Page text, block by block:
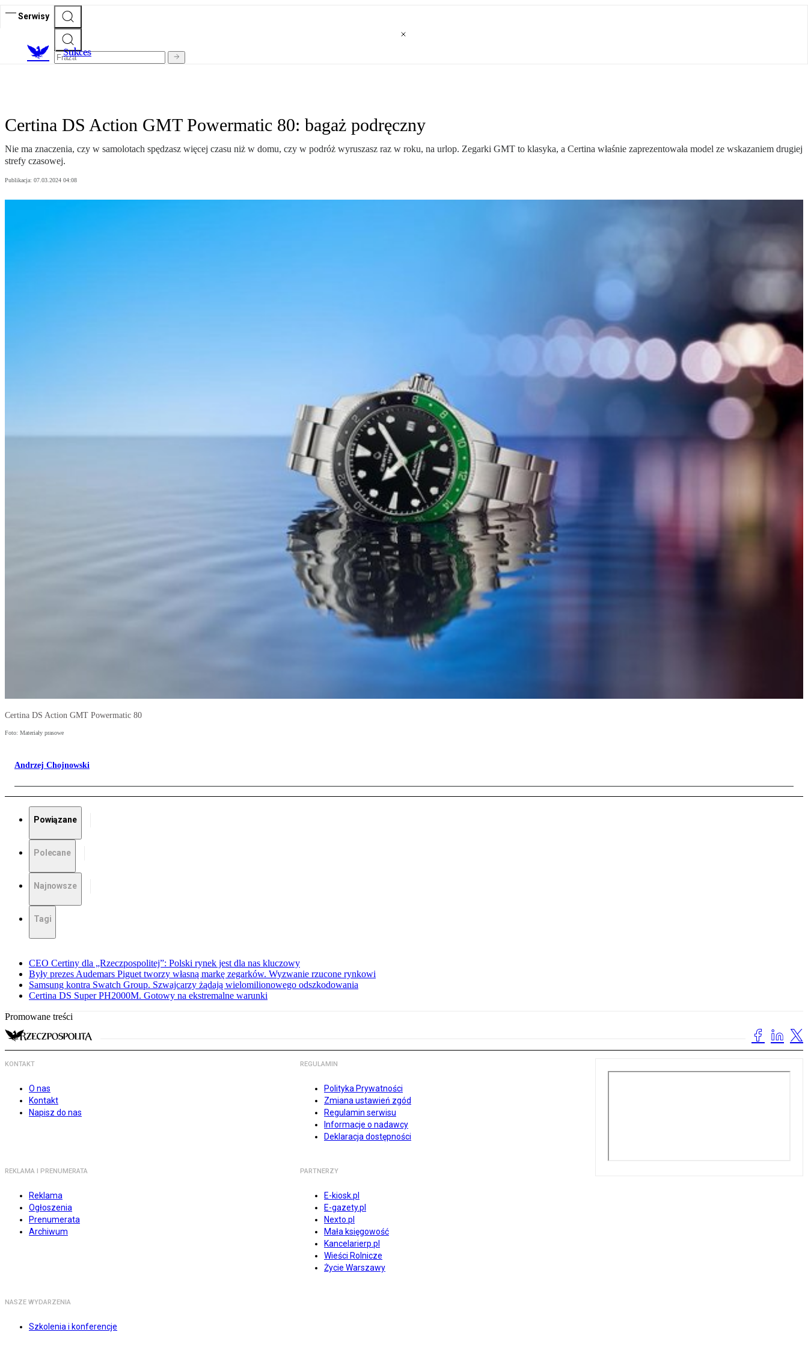
Serwisy
Sukces
Certina DS Action GMT Powermatic 80: bagaż podręczny
Nie ma znaczenia, czy w samolotach spędzasz więcej czasu niż w domu, czy w podróż wyruszasz raz w roku, na urlop. Zegarki GMT to klasyka, a Certina właśnie zaprezentowała model ze wskazaniem drugiej
strefy czasowej.
Publikacja: 07.03.2024 04:08
Certina DS Action GMT Powermatic 80
Foto: Materiały prasowe
Andrzej Chojnowski
Powiązane
Polecane
Najnowsze
Tagi
CEO Certiny dla „Rzeczpospolitej”: Polski rynek jest dla nas kluczowy
Były prezes Audemars Piguet tworzy własną markę zegarków. Wyzwanie rzucone rynkowi
Samsung kontra Swatch Group. Szwajcarzy żądają wielomilionowego odszkodowania
Certina DS Super PH2000M. Gotowy na ekstremalne warunki
Promowane treści
KONTAKT
O nas
Kontakt
Napisz do nas
REGULAMIN
Polityka Prywatności
Zmiana ustawień zgód
Regulamin serwisu
Informacje o nadawcy
Deklaracja dostępności
REKLAMA I PRENUMERATA
Reklama
Ogłoszenia
Prenumerata
Archiwum
PARTNERZY
E-kiosk.pl
E-gazety.pl
Nexto.pl
Mała księgowość
Kancelarierp.pl
Wieści Rolnicze
Życie Warszawy
NASZE WYDARZENIA
Szkolenia i konferencje